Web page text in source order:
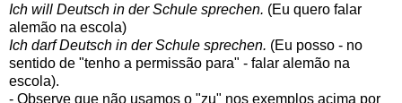
Ich will Deutsch in der Schule sprechen. (Eu quero falar
alemão na escola)
Ich darf Deutsch in der Schule sprechen. (Eu posso - no
sentido de "tenho a permissão para" - falar alemão na
escola).
- Observe que não usamos o "zu" nos exemplos acima por